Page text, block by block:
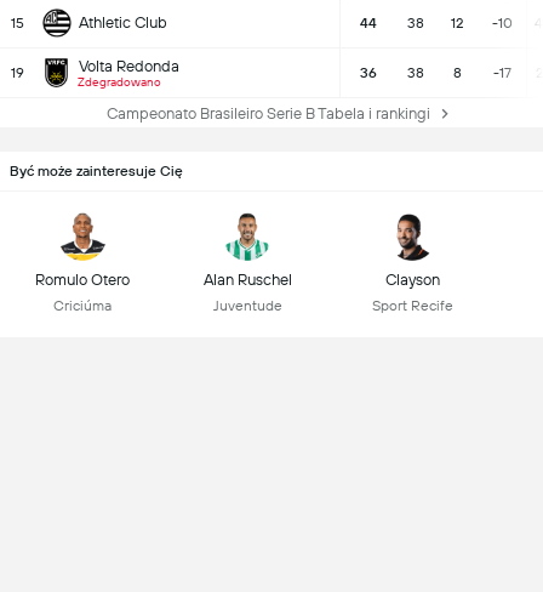
15 Athletic Club 44 38 12 -10
19 Volta Redonda
Zdegradowano
36 38 8 -17
Campeonato Brasileiro Serie B Tabela i rankingi
Być może zainteresuje Cię
Romulo Otero
Criciúma
Alan Ruschel
Juventude
Clayson
Sport Recife